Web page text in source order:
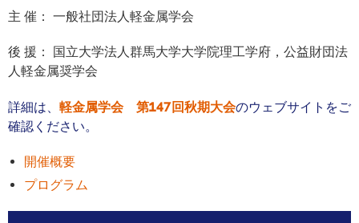
主 催： 一般社団法人軽金属学会
後 援： 国立大学法人群馬大学大学院理工学府，公益財団法
人軽金属奨学会
詳細は、 軽金属学会 第147回秋期大会のウェブサイトをご
確認ください。
開催概要
プログラム